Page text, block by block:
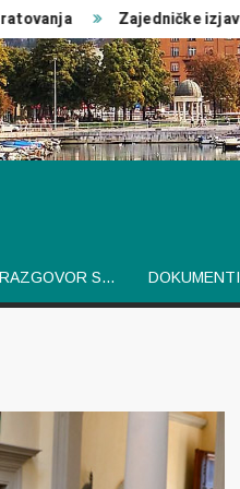
Zajedničke izjave
RAZGOVOR S… DOKUMENTI